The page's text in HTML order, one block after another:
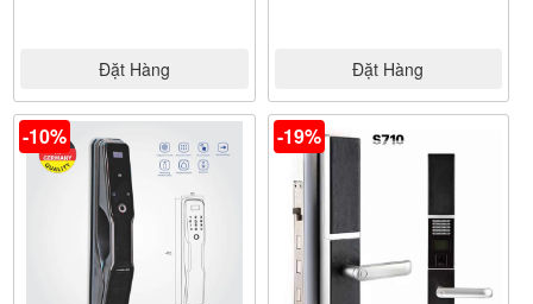
Đặt Hàng Đặt Hàng
-10% -19%